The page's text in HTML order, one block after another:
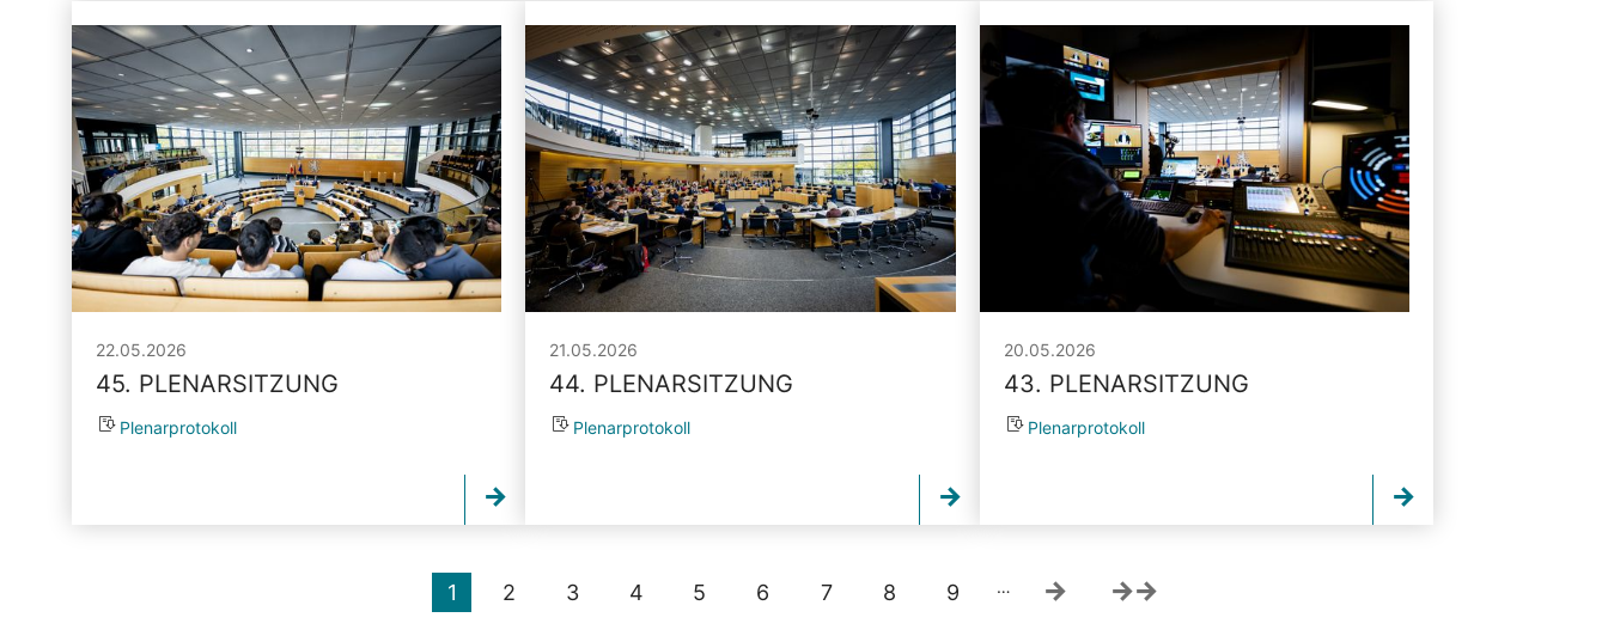
22.05.2026
45. PLENARSITZUNG
Plenarprotokoll
21.05.2026
44. PLENARSITZUNG
Plenarprotokoll
20.05.2026
43. PLENARSITZUNG
Plenarprotokoll
1 2 3 4 5 6 7 8 9 …